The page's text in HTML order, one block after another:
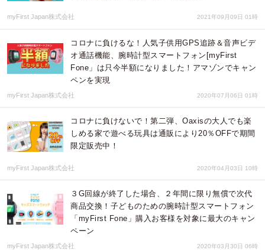
myFirst Japan株式会社 2021年09月09日 01時
コロナに負けるな！人気子供用GPS追跡＆音声ビデ
オ通話機能、腕時計型スマートフォン[myFirst
Fone」は只今半額になりました！アマゾンでキャン
ペンを実現
myFirst Japan株式会社 2020年07月06日 01時
コロナに負けないで！第二弾、Oaxisの大人でも楽
しめる家で遊べる玩具は通販により20％OFFで期間
限定販売中！
myFirst Japan株式会社 2020年04月03日 10時
３G回線が終了した場合、２年間に限り無償で次代
商品交換！子どものための腕時計型スマートフォン
「myFirst Fone」購入お客様を対象に最大のキャン
ペーン
myFirst Japan株式会社 2020年03月30日 06時